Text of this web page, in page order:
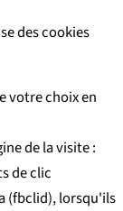
des cookies
votre choix en
de la visite :
de clic
(fbclid), lorsqu'ils